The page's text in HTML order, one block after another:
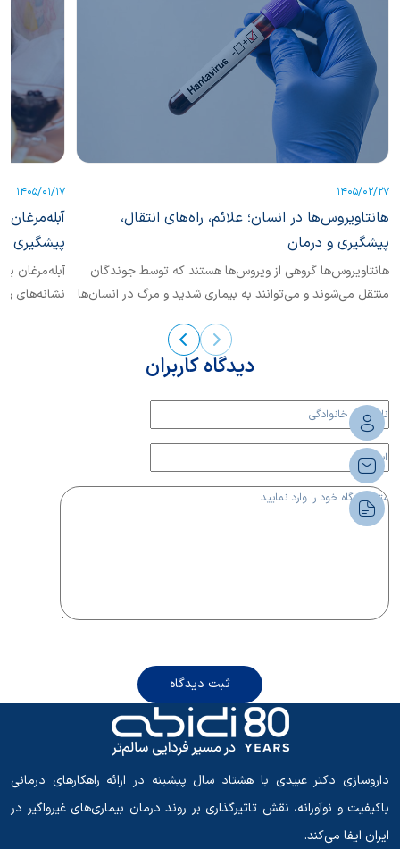
1405/02/27
هانتاویروس‌ها در انسان؛ علائم، راه‌های انتقال،
پیشگیری و درمان
هانتاویروس‌ها گروهی از ویروس‌ها هستند که توسط جوندگان
منتقل می‌شوند و می‌توانند به بیماری شدید و مرگ در انسان‌ها
1405/01/17
پیشگیری
آبله‌مرغان
نشانه‌های
دیدگاه کاربران
ثبت دیدگاه
داروسازی دکتر عبیدی با هشتاد سال پیشینه در ارائه راهکارهای درمانی
باکیفیت و نوآورانه، نقش تاثیرگذاری بر روند درمان بیماری‌های غیرواگیر در
ایران ایفا می‌کند.